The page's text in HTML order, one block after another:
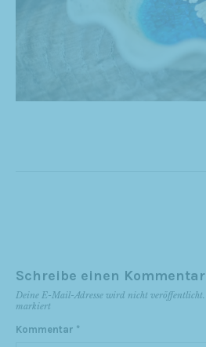
Schreibe einen Kommentar
Deine E-Mail-Adresse wird nicht veröffentlicht.
markiert
Kommentar *